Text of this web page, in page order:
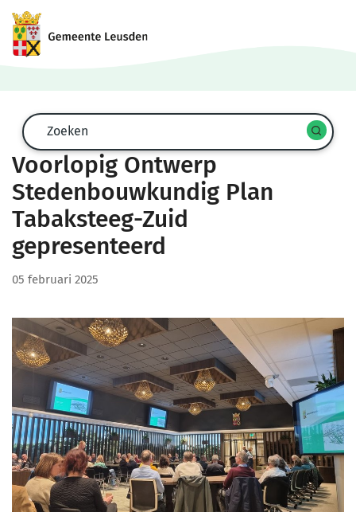
Zoekformulier
Start
Zoeken
Voorlopig Ontwerp
Stedenbouwkundig Plan
Tabaksteeg-Zuid
gepresenteerd
05 februari 2025